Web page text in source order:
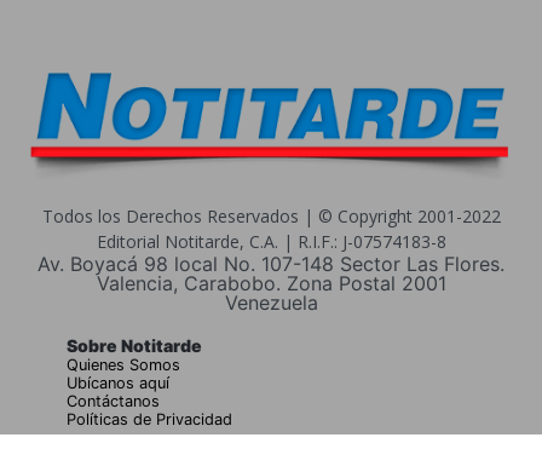
Todos los Derechos Reservados | © Copyright 2001-2022
Editorial Notitarde, C.A. | R.I.F.: J-07574183-8
Av. Boyacá 98 local No. 107-148 Sector Las Flores.
Valencia, Carabobo. Zona Postal 2001
Venezuela
Sobre Notitarde
Quienes Somos
Ubícanos aquí
Contáctanos
Políticas de Privacidad